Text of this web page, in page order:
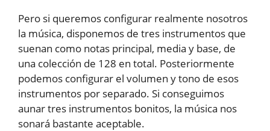
Pero si queremos configurar realmente nosotros
la música, disponemos de tres instrumentos que
suenan como notas principal, media y base, de
una colección de 128 en total. Posteriormente
podemos configurar el volumen y tono de esos
instrumentos por separado. Si conseguimos
aunar tres instrumentos bonitos, la música nos
sonará bastante aceptable.